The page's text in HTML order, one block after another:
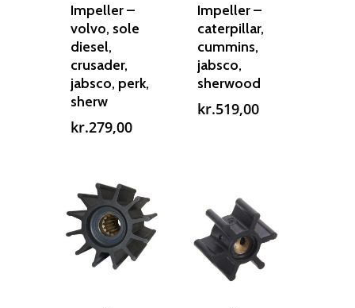
Impeller –
volvo, sole
diesel,
crusader,
jabsco, perk,
sherw
kr.279,00
Impeller –
caterpillar,
cummins,
jabsco,
sherwood
kr.519,00
Indlever din propel
Påføring af PropShield
Montering af propel
Afmontering af propel
Om os
Kontakt
Ring på 75 59 43
E: